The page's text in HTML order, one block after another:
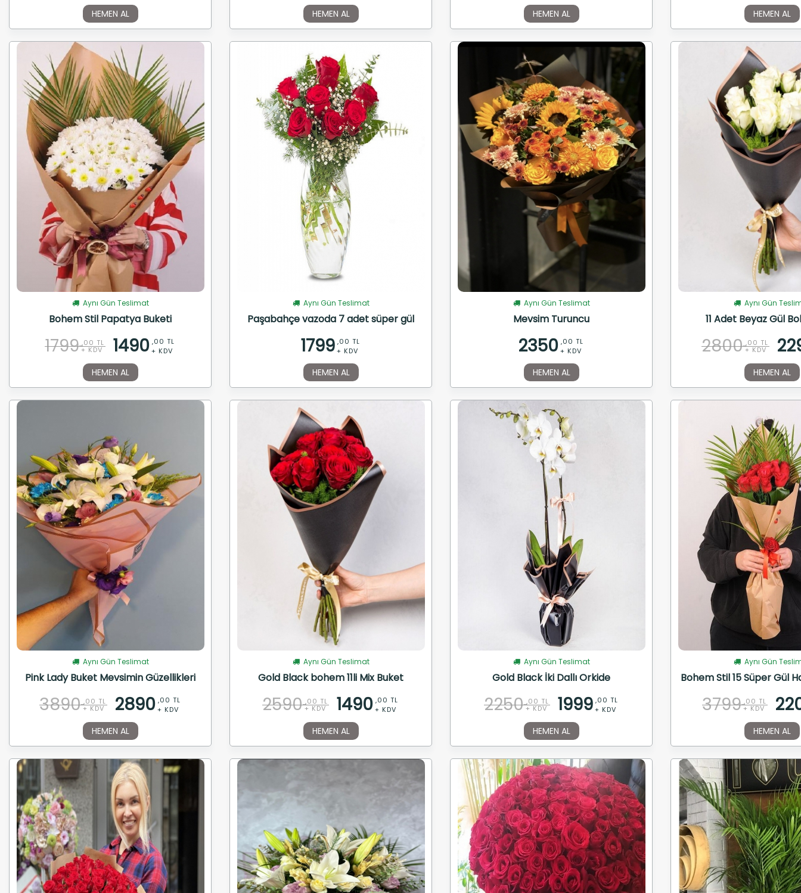
HEMEN AL HEMEN AL HEMEN AL HEMEN AL
Aynı Gün Teslimat
Bohem Stil Papatya Buketi
1799 ,00 TL
+ KDV 1490 ,00 TL
+ KDV
HEMEN AL
Aynı Gün Teslimat
Paşabahçe vazoda 7 adet süper gül
1799 ,00 TL
+ KDV
HEMEN AL
Aynı Gün Teslimat
Mevsim Turuncu
2350 ,00 TL
+ KDV
HEMEN AL
Aynı Gün
11 Adet Beyaz Gül
2800 ,00 TL
+ KDV
HEMEN AL
Aynı Gün Teslimat
Pink Lady Buket Mevsimin Güzellikleri
3890 ,00 TL
+ KDV 2890 ,00 TL
+ KDV
HEMEN AL
Aynı Gün Teslimat
Gold Black bohem 11li Mix Buket
2590 ,00 TL
+ KDV 1490 ,00 TL
+ KDV
HEMEN AL
Aynı Gün Teslimat
Gold Black İki Dallı Orkide
2250 ,00 TL
+ KDV 1999 ,00 TL
+ KDV
HEMEN AL
Aynı Gün
Bohem Stil 15 Süper Gül
3799 ,00 TL
+ KDV
HEMEN AL